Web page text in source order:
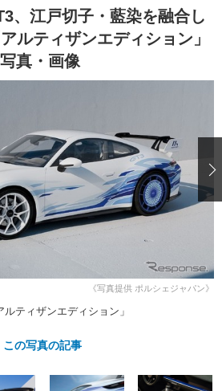
関西
愛車 File
ストップ！不具合修理＆粗悪修理
洗車
コーティング
カーメーカー「旧車」関連プロジェ
クト
プロショップ検索
プロジ
インタビュー
イベントレポート
、江戸切子・藍染を融合し
ルティザンエディション」
真・画像
《写真提供 ポルシェジャパン》
ティザンエディション」
この写真の記事